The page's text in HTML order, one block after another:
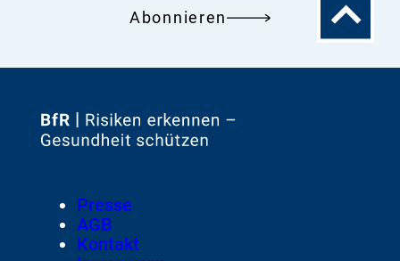
Abonnieren
Zum
Zur
Footer
Meta-
Navigation
Presse
AGB
Kontakt